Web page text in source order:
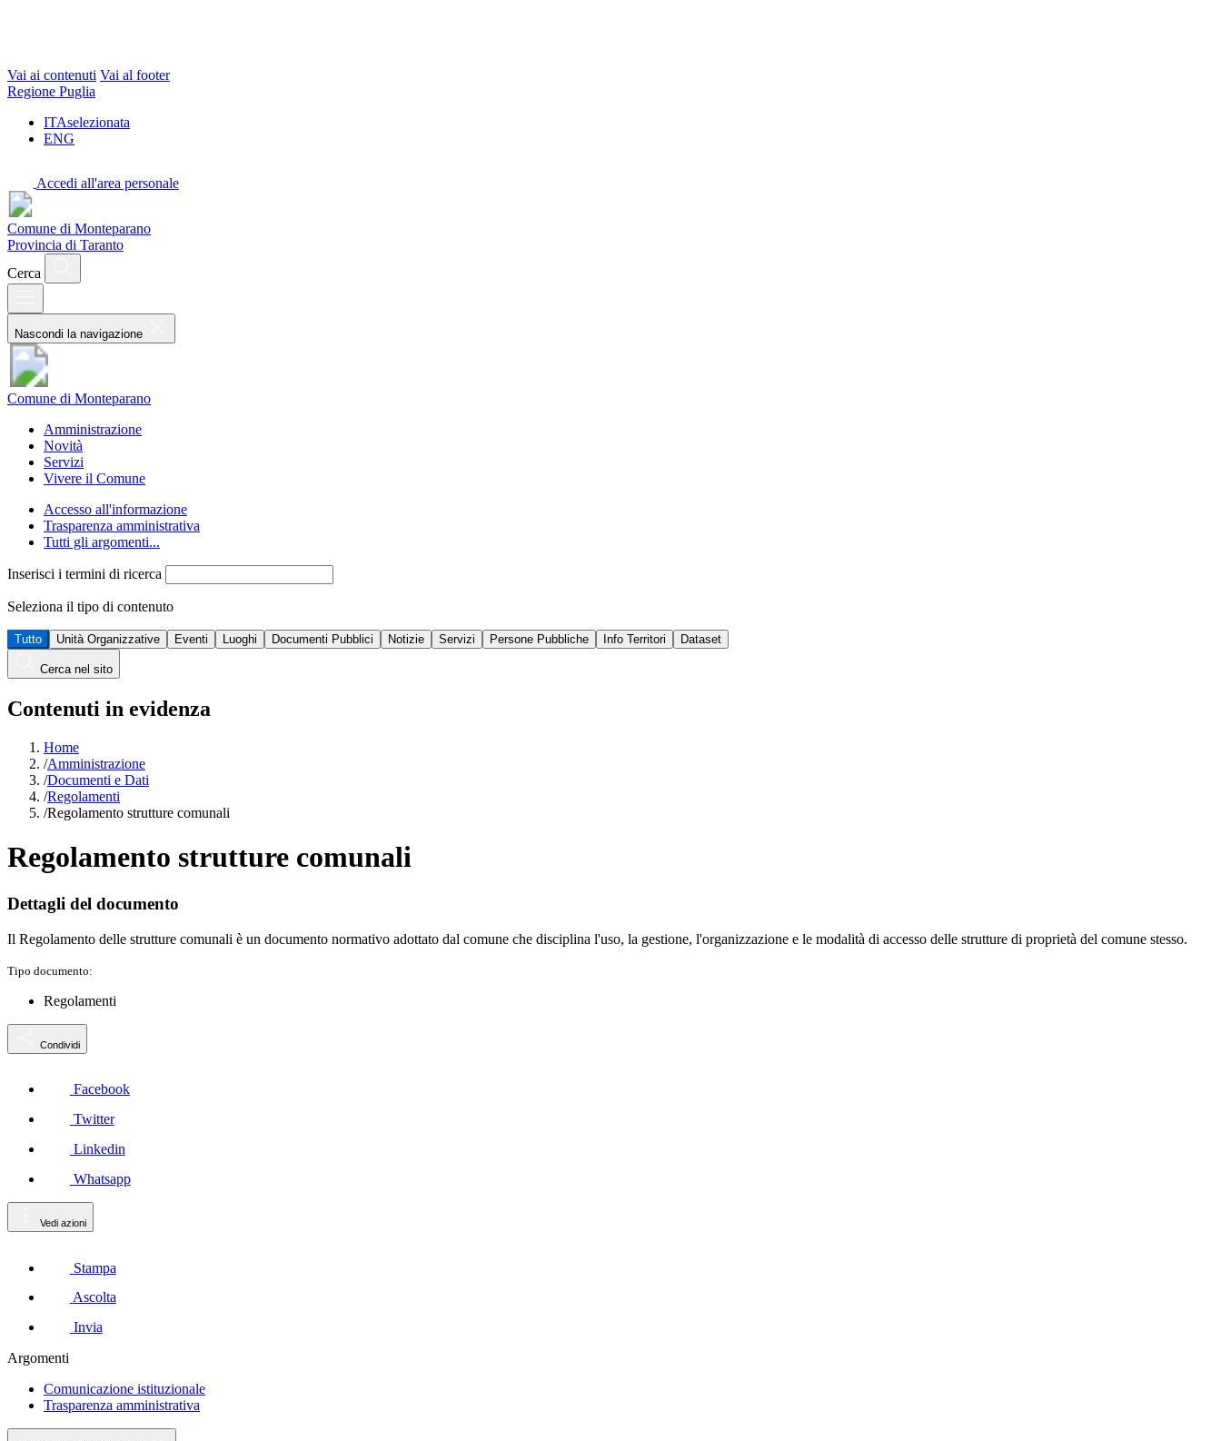
Vai ai contenuti Vai al footer
Regione Puglia
ITAselezionata
ENG
Accedi all'area personale
Comune di Monteparano
Provincia di Taranto
Cerca
Nascondi la navigazione
Comune di Monteparano
Amministrazione
Novità
Servizi
Vivere il Comune
Accesso all'informazione
Trasparenza amministrativa
Tutti gli argomenti...
Inserisci i termini di ricerca
Seleziona il tipo di contenuto
Tutto Unità Organizzative Eventi Luoghi Documenti Pubblici Notizie Servizi Persone Pubbliche Info Territori Dataset
Cerca nel sito
Contenuti in evidenza
Home
/Amministrazione
/Documenti e Dati
/Regolamenti
/Regolamento strutture comunali
Regolamento strutture comunali
Dettagli del documento
Il Regolamento delle strutture comunali è un documento normativo adottato dal comune che disciplina l'uso, la gestione, l'organizzazione e le modalità di accesso delle strutture di proprietà del comune stesso.
Tipo documento:
Regolamenti
Condividi
Facebook
Twitter
Linkedin
Whatsapp
Vedi azioni
Stampa
Ascolta
Invia
Argomenti
Comunicazione istituzionale
Trasparenza amministrativa